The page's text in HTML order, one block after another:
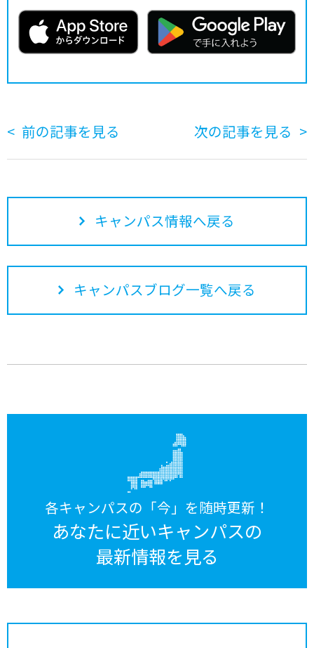
前の記事を見る 次の記事を見る
キャンパス情報へ戻る
キャンパスブログ一覧へ戻る
各キャンパスの「今」を随時更新！
あなたに近いキャンパスの
最新情報を見る